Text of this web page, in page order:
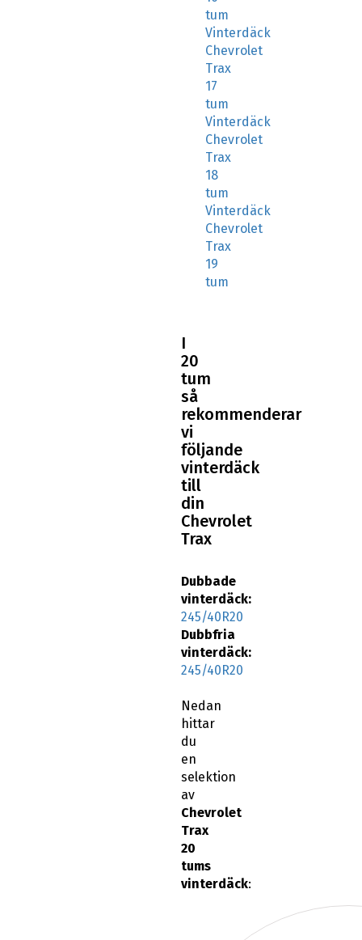
tum
Vinterdäck
Chevrolet
Trax
17
tum
Vinterdäck
Chevrolet
Trax
18
tum
Vinterdäck
Chevrolet
Trax
19
tum
I
20
tum
så
rekommenderar
vi
följande
vinterdäck
till
din
Chevrolet
Trax
Dubbade
vinterdäck:
245/40R20
Dubbfria
vinterdäck:
245/40R20
Nedan
hittar
du
en
selektion
av
Chevrolet
Trax
20
tums
vinterdäck: